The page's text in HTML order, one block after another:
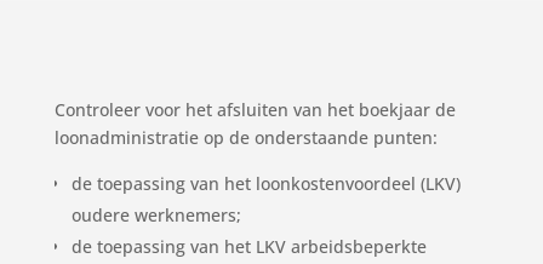
Controleer voor het afsluiten van het boekjaar de
loonadministratie op de onderstaande punten:
de toepassing van het loonkostenvoordeel (LKV)
oudere werknemers;
de toepassing van het LKV arbeidsbeperkte